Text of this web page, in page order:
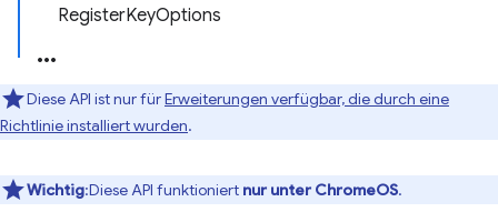
RegisterKeyOptions
Diese API ist nur fürErweiterungen verfügbar, die durch eine
Richtlinie installiert wurden.
Wichtig:Diese API funktioniert nur unter ChromeOS.